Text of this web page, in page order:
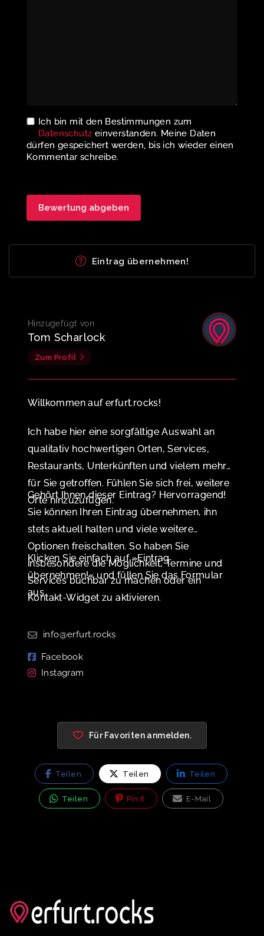
Ich bin mit den Bestimmungen zum
Datenschutz einverstanden. Meine Daten
dürfen gespeichert werden, bis ich wieder einen
Kommentar schreibe.
Eintrag übernehmen!
Hinzugefügt von
Tom Scharlock
Zum Profil
Willkommen auf erfurt.rocks!
Ich habe hier eine sorgfältige Auswahl an
qualitativ hochwertigen Orten, Services,
Restaurants, Unterkünften und vielem mehr
für Sie getroffen. Fühlen Sie sich frei, weitere
Orte hinzuzufügen.
Gehört Ihnen dieser Eintrag? Hervorragend!
Sie können Ihren Eintrag übernehmen, ihn
stets aktuell halten und viele weitere
Optionen freischalten. So haben Sie
insbesondere die Möglichkeit, Termine und
Services buchbar zu machen oder ein
Kontakt-Widget zu aktivieren.
Klicken Sie einfach auf »Eintrag
übernehmen!« und füllen Sie das Formular
aus.
info@erfurt.rocks
Facebook
Instagram
Für Favoriten anmelden.
Teilen Teilen Teilen
Teilen Pin It E-Mail